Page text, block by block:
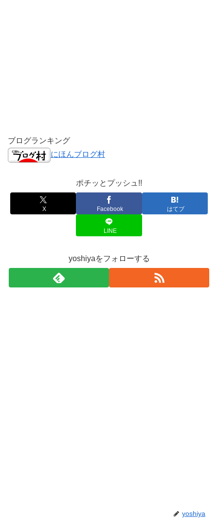
ブログランキング
にほんブログ村
ポチッとプッシュ!!
X Facebook はてブ
LINE
yoshiyaをフォローする
yoshiya